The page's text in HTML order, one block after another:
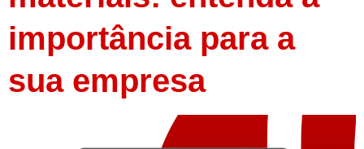
importância para a
sua empresa